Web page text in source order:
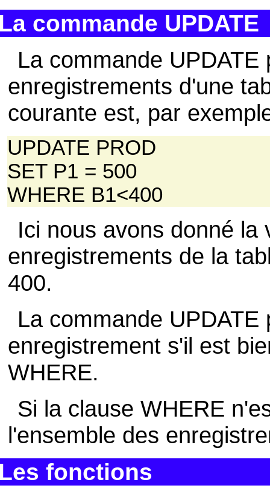
commande UPDATE
La commande
enregistrements d'une
courante est, par
UPDATE PROD
SET P1 = 500
WHERE B1<400
Ici nous avons donné la
enregistrements de la
400.
La commande
enregistrement s'il est
WHERE.
Si la clause WHERE
l'ensemble des
fonctions